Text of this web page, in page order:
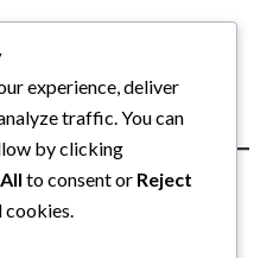
experience, deliver
traffic. You can
by clicking
to consent or Reject